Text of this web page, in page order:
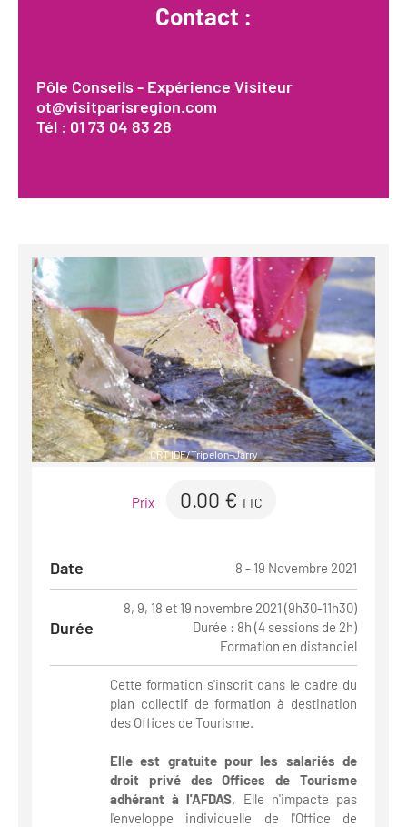
Contact :
Pôle Conseils - Expérience Visiteur
ot@visitparisregion.com
Tél : 01 73 04 83 28
CRT IDF/Tripelon-Jarry
Prix 0.00 € TTC
Date 8 - 19 Novembre 2021
Durée
8, 9, 18 et 19 novembre 2021 (9h30-11h30)
Durée : 8h (4 sessions de 2h)
Formation en distanciel
Cette formation s'inscrit dans le cadre du
plan collectif de formation à destination
des Offices de Tourisme.
Elle est gratuite pour les salariés de
droit privé des Offices de Tourisme
adhérant à l'AFDAS. Elle n'impacte pas
l'enveloppe individuelle de l'Office de